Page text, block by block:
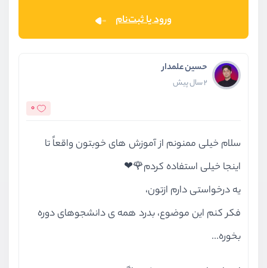
ورود یا ثبت‌نام
حسین علمدار
2 سال پیش
0
سلام خیلی ممنونم از آموزش های خوبتون واقعاً تا
اینجا خیلی استفاده کردم🌹❤
یه درخواستی دارم ازتون،
فکر کنم این موضوع، بدرد همه ی دانشجوهای دوره
بخوره...